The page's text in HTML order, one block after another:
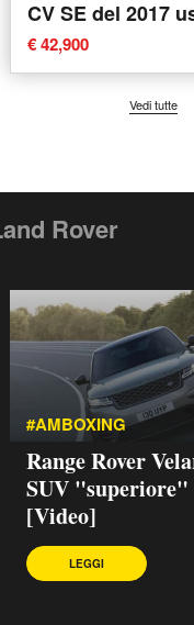
CV SE del 2017
Padova
€ 42,900
Vedi tutte
Rover
#AMBOXING
Range Rover
SUV "superiore"
[Video]
LEGGI